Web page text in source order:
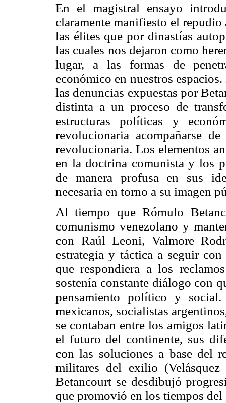
En el magistral ensayo
claramente manifiesto el
las élites que por dinastías
las cuales nos dejaron como
lugar, a las formas de
económico en nuestros
las denuncias expuestas por
distinta a un proceso de
estructuras políticas y
revolucionaria acompañarse
revolucionaria. Los elementos
en la doctrina comunista y los
de manera profusa en sus
necesaria en torno a su imagen
Al tiempo que Rómulo
comunismo venezolano y
con Raúl Leoni, Valmore
estrategia y táctica a seguir
que respondiera a los
sostenía constante diálogo con
pensamiento político y social.
mexicanos, socialistas
se contaban entre los amigos
el futuro del continente, sus
con las soluciones a base del
militares del exilio
Betancourt se desdibujó
que promovió en los tiempos